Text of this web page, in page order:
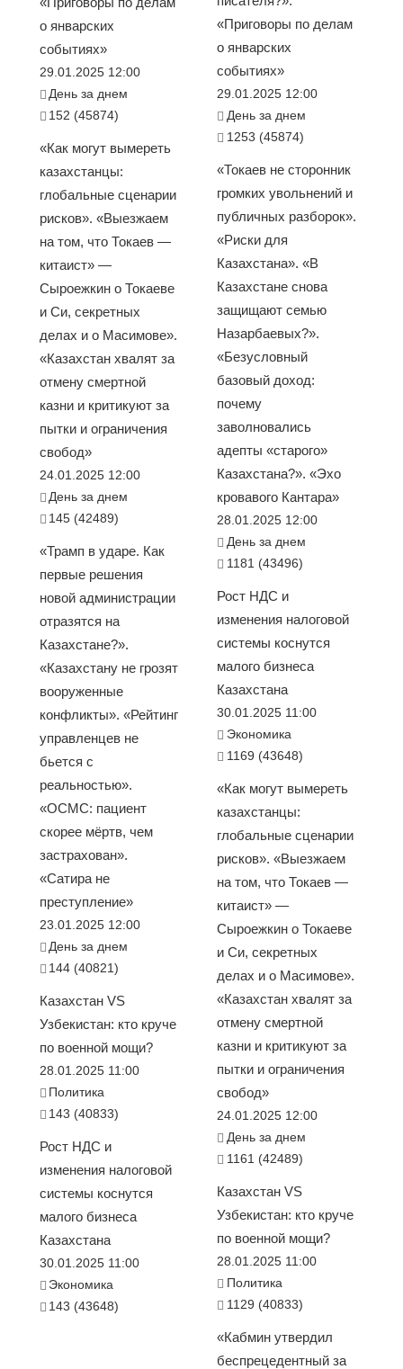
о январских
событиях»
29.01.2025 12:00
День за днем
152 (45874)
«Как могут вымереть
казахстанцы:
глобальные сценарии
рисков». «Выезжаем
на том, что Токаев —
китаист» —
Сыроежкин о Токаеве
и Си, секретных
делах и о Масимове».
«Казахстан хвалят за
отмену смертной
казни и критикуют за
пытки и ограничения
свобод»
24.01.2025 12:00
День за днем
145 (42489)
«Трамп в ударе. Как
первые решения
новой администрации
отразятся на
Казахстане?».
«Казахстану не грозят
вооруженные
конфликты». «Рейтинг
управленцев не
бьется с
реальностью».
«ОСМС: пациент
скорее мёртв, чем
застрахован».
«Сатира не
преступление»
23.01.2025 12:00
День за днем
144 (40821)
Казахстан VS
Узбекистан: кто круче
по военной мощи?
28.01.2025 11:00
Политика
143 (40833)
Рост НДС и
изменения налоговой
системы коснутся
малого бизнеса
Казахстана
30.01.2025 11:00
Экономика
143 (43648)
«Приговоры по делам
о январских
событиях»
29.01.2025 12:00
День за днем
1253 (45874)
«Токаев не сторонник
громких увольнений и
публичных разборок».
«Риски для
Казахстана». «В
Казахстане снова
защищают семью
Назарбаевых?».
«Безусловный
базовый доход:
почему
заволновались
адепты «старого»
Казахстана?». «Эхо
кровавого Кантара»
28.01.2025 12:00
День за днем
1181 (43496)
Рост НДС и
изменения налоговой
системы коснутся
малого бизнеса
Казахстана
30.01.2025 11:00
Экономика
1169 (43648)
«Как могут вымереть
казахстанцы:
глобальные сценарии
рисков». «Выезжаем
на том, что Токаев —
китаист» —
Сыроежкин о Токаеве
и Си, секретных
делах и о Масимове».
«Казахстан хвалят за
отмену смертной
казни и критикуют за
пытки и ограничения
свобод»
24.01.2025 12:00
День за днем
1161 (42489)
Казахстан VS
Узбекистан: кто круче
по военной мощи?
28.01.2025 11:00
Политика
1129 (40833)
«Кабмин утвердил
беспрецедентный за